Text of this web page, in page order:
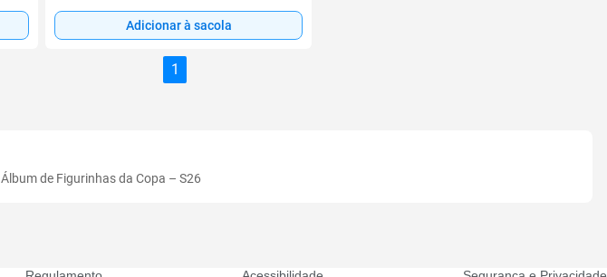
Adicionar à sacola
1
Álbum de Figurinhas da Copa – S26